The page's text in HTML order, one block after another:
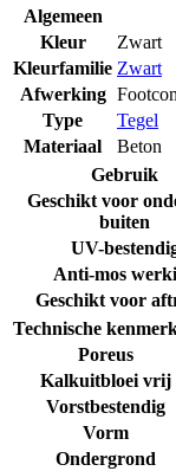
Algemeen
Kleur
Zwart
Kleurfamilie Zwart
Afwerking
Type
Tegel
Materiaal
Beton
Gebruik
Geschikt voor
buiten
UV-
Anti-mos
Geschikt voor
Technische
Poreus
Kalkuitbloei vrij
Vorstbestendig
Vorm
Ondergrond